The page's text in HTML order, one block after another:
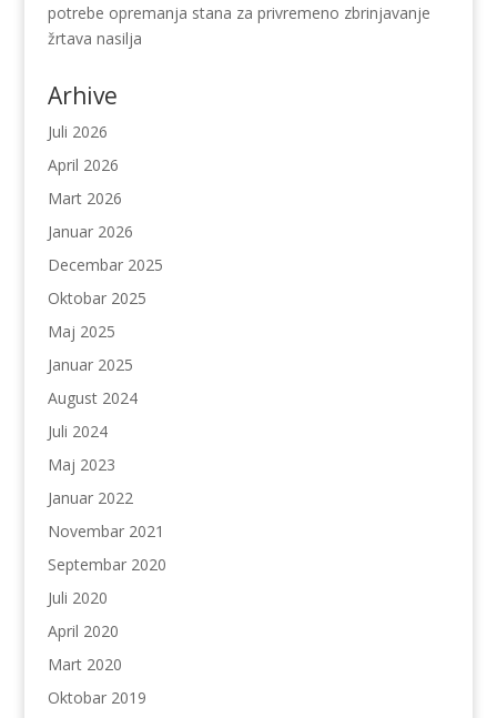
potrebe opremanja stana za privremeno zbrinjavanje
žrtava nasilja
Arhive
Juli 2026
April 2026
Mart 2026
Januar 2026
Decembar 2025
Oktobar 2025
Maj 2025
Januar 2025
August 2024
Juli 2024
Maj 2023
Januar 2022
Novembar 2021
Septembar 2020
Juli 2020
April 2020
Mart 2020
Oktobar 2019